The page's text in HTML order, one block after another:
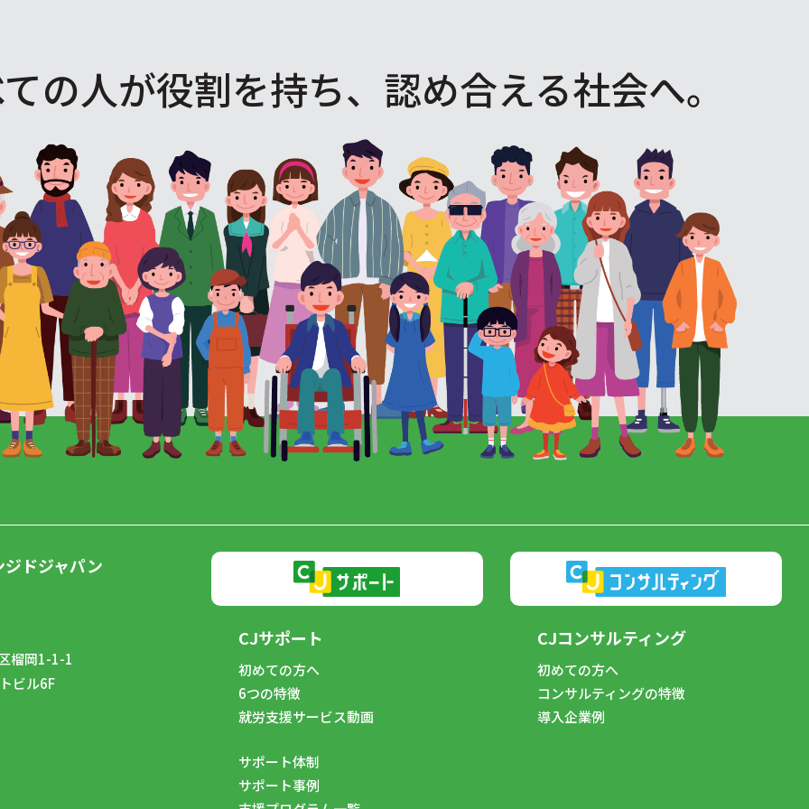
の人が役割を持ち、認め合える社会へ。
ドジャパン
榴岡1-1-1
ビル6F
CJサポート
初めての方へ
6つの特徴
就労支援サービス動画
サポート体制
サポート事例
CJコンサルティング
初めての方へ
コンサルティングの特徴
導入企業例